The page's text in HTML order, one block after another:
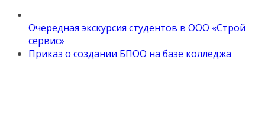
Очередная экскурсия студентов в ООО «Строй
сервис»
Приказ о создании БПОО на базе колледжа